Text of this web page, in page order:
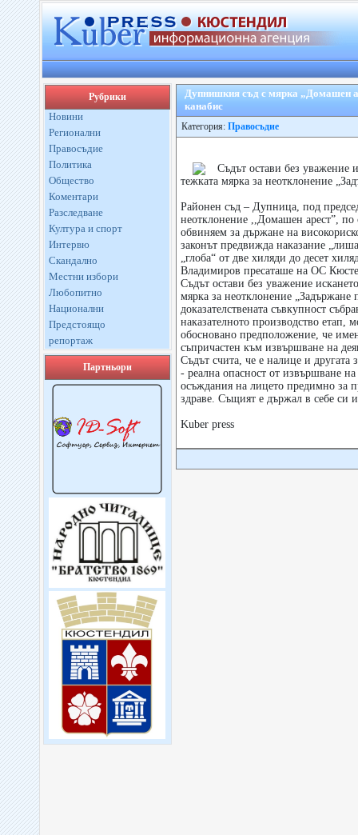
Рубрики
Новини
Регионални
Правосъдие
Политика
Общество
Коментари
Разследване
Култура и спорт
Интервю
Скандално
Местни избори
Любопитно
Национални
Предстоящо
репортаж
Партньори
Дупнишкия съд с мярка „Домашен
канабис
Категория: Правосъдие
Съдът остави без уважение
тежката мярка за неотклонение
Районен съд – Дупница, под
неотклонение ,,Домашен арест”,
обвиняем за държане на
законът предвижда наказание
„глоба“ от две хиляди до десет
Владимиров пресаташе на ОС
Съдът остави без уважение
мярка за неотклонение
доказателствената съвкупност
наказателното производство етап,
обосновано предположение, че
съпричастен към извършване на
Съдът счита, че е налице и
- реална опасност от извършване
осъждания на лицето предимно за
здраве. Същият е държал в себе си
Kuber press